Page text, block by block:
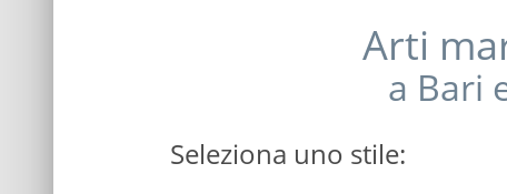
Arti
a Bari
Seleziona uno stile: